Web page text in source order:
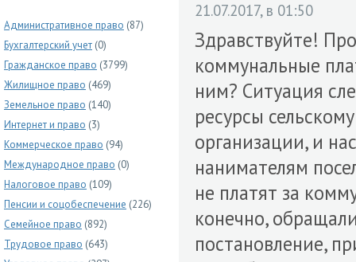
Административное право (87)
Бухгалтерский учет (0)
Гражданское право (3799)
Жилищное право (469)
Земельное право (140)
Интернет и право (3)
Коммерческое право (94)
Международное право (0)
Налоговое право (109)
Пенсии и соцобеспечение (226)
Семейное право (892)
Трудовое право (643)
21.07.2017, в 01:50
Здравствуйте!
коммунальные
ним? Ситуация
ресурсы
организации, и
нанимателям
не платят за
конечно,
постановление,